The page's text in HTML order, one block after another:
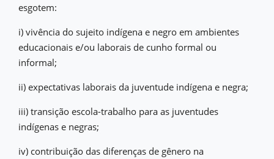
esgotem:
i) vivência do sujeito indígena e negro em ambientes
educacionais e/ou laborais de cunho formal ou
informal;
ii) expectativas laborais da juventude indígena e negra;
iii) transição escola-trabalho para as juventudes
indígenas e negras;
iv) contribuição das diferenças de gênero na